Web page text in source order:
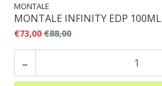
MONTALE
MONTALE INFINITY EDP 100ML
€73,00 €88,00
-